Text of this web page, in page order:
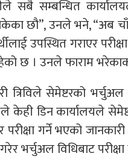
सबै सम्बन्धित
छौ”, उनले भने, “अब
उपस्थित गराएर
छ । उनले फाराम
त्रिविले सेमेष्टरको
केही डिन कार्यालयले
परीक्षा गर्ने भएको
भर्चुअल विधिबाट